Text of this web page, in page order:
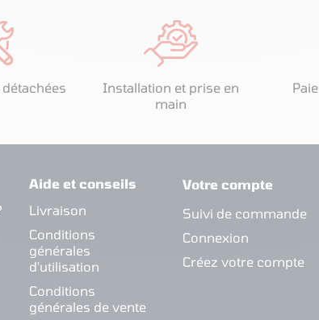
Installation et prise en
main
Aide et conseils
Livraison
Conditions
générales
d'utilisation
Conditions
générales de vente
Votre compte
Suivi de commande
Connexion
Créez votre compte